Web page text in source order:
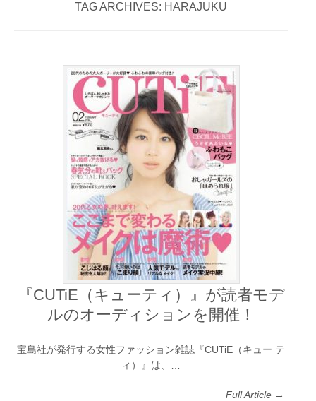
TAG ARCHIVES: HARAJUKU
『CUTiE（キューティ）』が読者モデ
ルのオーディションを開催！
宝島社が発行する女性ファッション雑誌『CUTiE（キュー テ
ィ）』は、…
Full Article →